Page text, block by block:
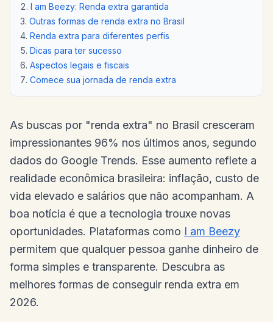
I am Beezy: Renda extra garantida
Outras formas de renda extra no Brasil
Renda extra para diferentes perfis
Dicas para ter sucesso
Aspectos legais e fiscais
Comece sua jornada de renda extra
As buscas por "renda extra" no Brasil cresceram
impressionantes 96% nos últimos anos, segundo
dados do Google Trends. Esse aumento reflete a
realidade econômica brasileira: inflação, custo de
vida elevado e salários que não acompanham. A
boa notícia é que a tecnologia trouxe novas
oportunidades. Plataformas como I am Beezy
permitem que qualquer pessoa ganhe dinheiro de
forma simples e transparente. Descubra as
melhores formas de conseguir renda extra em
2026.